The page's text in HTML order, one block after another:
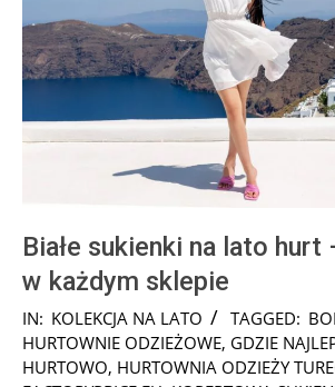
Białe sukienki na lato hurt
w każdym sklepie
2025-
01-
17
IN: KOLEKCJA NA LATO TAGGED:
HURTOWNIE ODZIEŻOWE, GDZIE
HURTOWO, HURTOWNIA ODZIEŻY